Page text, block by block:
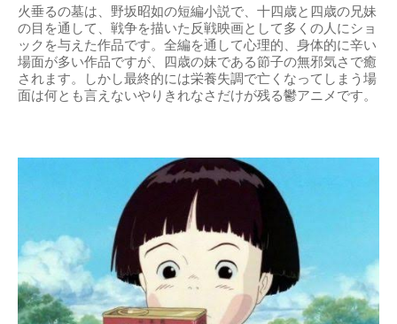
火垂るの墓は、野坂昭如の短編小説で、十四歳と四歳の兄妹
の目を通して、戦争を描いた反戦映画として多くの人にショ
ックを与えた作品です。全編を通して心理的、身体的に辛い
場面が多い作品ですが、四歳の妹である節子の無邪気さで癒
されます。しかし最終的には栄養失調で亡くなってしまう場
面は何とも言えないやりきれなさだけが残る鬱アニメです。